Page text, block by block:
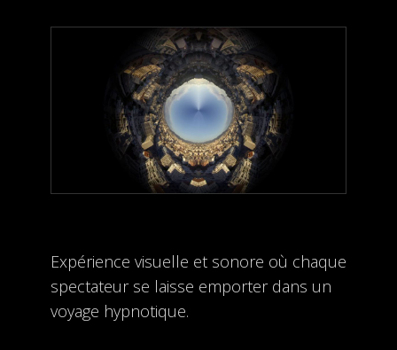
Expérience visuelle et sonore où chaque
spectateur se laisse emporter dans un
voyage hypnotique.